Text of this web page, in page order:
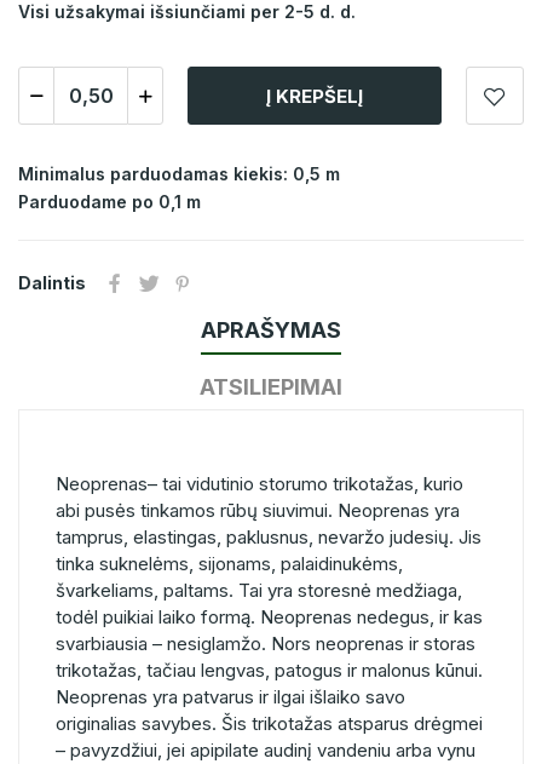
Visi užsakymai išsiunčiami per 2-5 d. d.
Į KREPŠELĮ
Minimalus parduodamas kiekis: 0,5 m
Parduodame po 0,1 m
Dalintis
APRAŠYMAS
ATSILIEPIMAI
Neoprenas– tai vidutinio storumo trikotažas, kurio
abi pusės tinkamos rūbų siuvimui. Neoprenas yra
tamprus, elastingas, paklusnus, nevaržo judesių. Jis
tinka suknelėms, sijonams, palaidinukėms,
švarkeliams, paltams. Tai yra storesnė medžiaga,
todėl puikiai laiko formą. Neoprenas nedegus, ir kas
svarbiausia – nesiglamžo. Nors neoprenas ir storas
trikotažas, tačiau lengvas, patogus ir malonus kūnui.
Neoprenas yra patvarus ir ilgai išlaiko savo
originalias savybes. Šis trikotažas atsparus drėgmei
– pavyzdžiui, jei apipilate audinį vandeniu arba vynu